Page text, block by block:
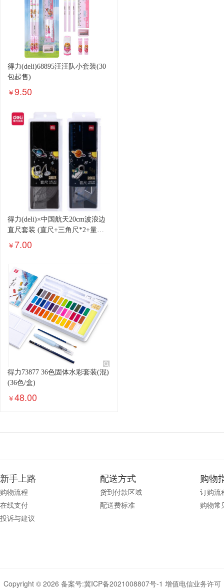
得力(deli)68895汪汪队小套装(30
包起售)
￥9.50
得力(deli)×中国航天20cm波浪边
直尺套装 (直尺+三角尺*2+量角
器)考试绘图文具套装 颜色随机
￥7.00
得力73877 36色固体水彩套装(混)
(36色/盒)
￥48.00
新手上路
购物流程
在线支付
投诉与建议
配送方式
货到付款区域
配送费标准
购物
订购流
购物常
Copyright © 2026 备案号:冀ICP备2021008807号-1 增值电信业务许可